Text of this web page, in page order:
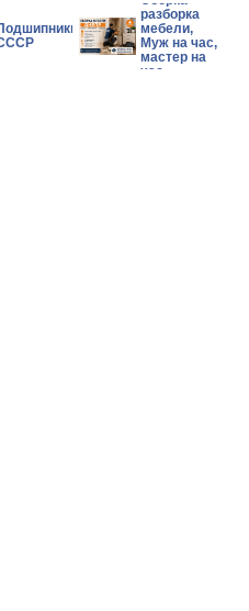
разборка
мебели,
Муж на час,
мастер на
час